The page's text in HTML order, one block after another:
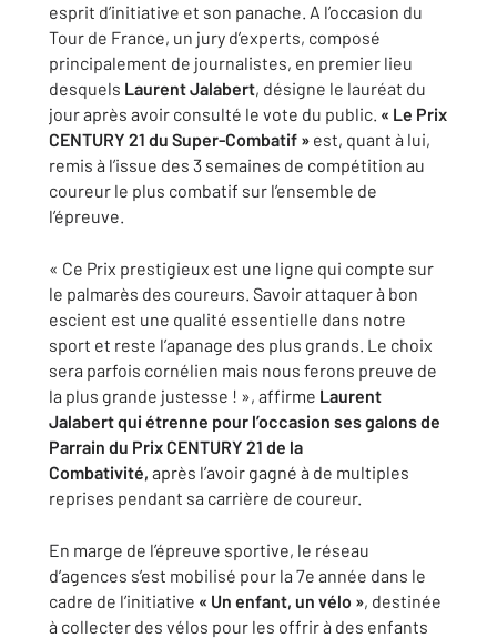
esprit d’initiative et son panache. A l’occasion du
Tour de France, un jury d’experts, composé
principalement de journalistes, en premier lieu
desquels Laurent Jalabert, désigne le lauréat du
jour après avoir consulté le vote du public. « Le Prix
CENTURY 21 du Super-Combatif » est, quant à lui,
remis à l’issue des 3 semaines de compétition au
coureur le plus combatif sur l’ensemble de
l’épreuve.
« Ce Prix prestigieux est une ligne qui compte sur
le palmarès des coureurs. Savoir attaquer à bon
escient est une qualité essentielle dans notre
sport et reste l’apanage des plus grands. Le choix
sera parfois cornélien mais nous ferons preuve de
la plus grande justesse ! », affirme Laurent
Jalabert qui étrenne pour l’occasion ses galons de
Parrain du Prix CENTURY 21 de la
Combativité, après l’avoir gagné à de multiples
reprises pendant sa carrière de coureur.
En marge de l’épreuve sportive, le réseau
d’agences s’est mobilisé pour la 7e année dans le
cadre de l’initiative « Un enfant, un vélo », destinée
à collecter des vélos pour les offrir à des enfants